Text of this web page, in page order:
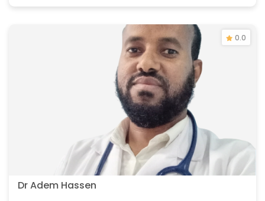
0.0
Dr Adem Hassen